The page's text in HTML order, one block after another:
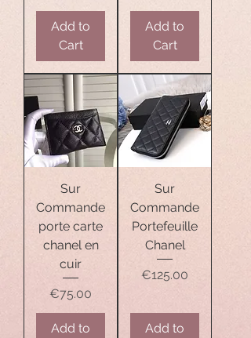
Add to
Cart
Add to
Cart
Sur
Commande
porte carte
chanel en
cuir
Price
€75.00
Add to
Sur
Commande
Portefeuille
Chanel
Price
€125.00
Add to